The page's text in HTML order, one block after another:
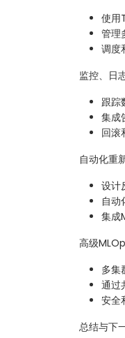
使用
管理
调度
监控、日
跟踪
集成
回滚
自动化重
设计
自动
集成
高级
多集
通过
安全
总结与下